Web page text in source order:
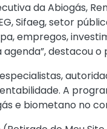
da Abiogás,
Sifaeg, setor
empregos,
destacou o
A
e biometano no